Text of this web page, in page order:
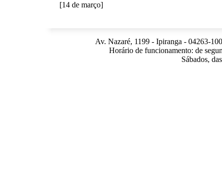
[14 de março]
Av. Nazaré, 1199 - Ipiranga - 04263-
Horário de funcionamento: de
Sábados,